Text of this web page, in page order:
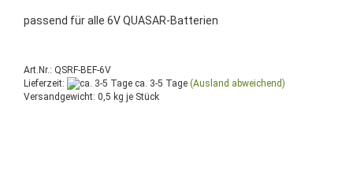
passend für alle 6V QUASAR-Batterien
Art.Nr.: QSRF-BEF-6V
Lieferzeit:
ca. 3-5 Tage (Ausland abweichend)
Versandgewicht: 0,5 kg je Stück